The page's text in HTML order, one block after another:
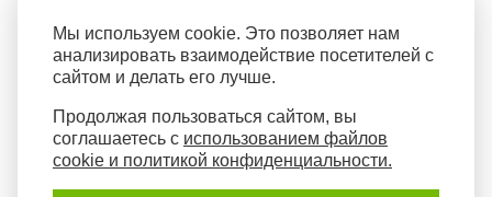
Мы используем cookie. Это позволяет нам
анализировать взаимодействие посетителей с
сайтом и делать его лучше.
Продолжая пользоваться сайтом, вы
соглашаетесь с использованием файлов
cookie и политикой конфиденциальности.